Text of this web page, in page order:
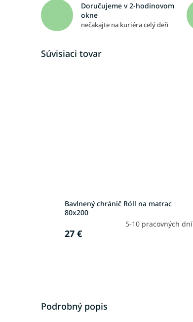
Doručujeme v 2-hodinovom
okne
nečakajte na kuriéra celý deň
Súvisiaci tovar
Bavlnený chránič Róll na matrac
80x200
5-10 pracovných dní
27 €
Podrobný popis